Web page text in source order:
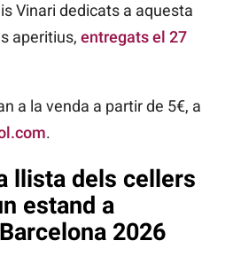
Vinari dedicats a aquesta
aperitius, entregats el 27
a la venda a partir de 5€, a
.
llista dels cellers
estand a
2026